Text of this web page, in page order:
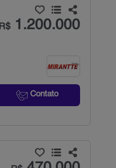
R$1.200.000
Contato